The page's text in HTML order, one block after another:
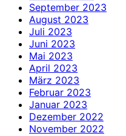
September 2023
August 2023
Juli 2023
Juni 2023
Mai 2023
April 2023
März 2023
Februar 2023
Januar 2023
Dezember 2022
November 2022